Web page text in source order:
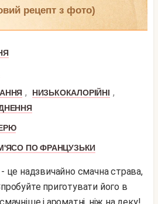
рецепт з фото)
, НИЗЬКОКАЛОРІЙНІ ,
ПО ФРАНЦУЗЬКИ
це надзвичайно смачна страва,
приготувати його в
і ароматні, ніж на деку!